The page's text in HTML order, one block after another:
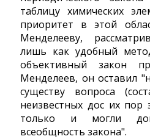
таблицу химических
приоритет в этой
Менделееву,
лишь как удобный
объективный закон
Менделеев, он оставил
существу вопроса
неизвестных дос их
только и могли
всеобщность закона".